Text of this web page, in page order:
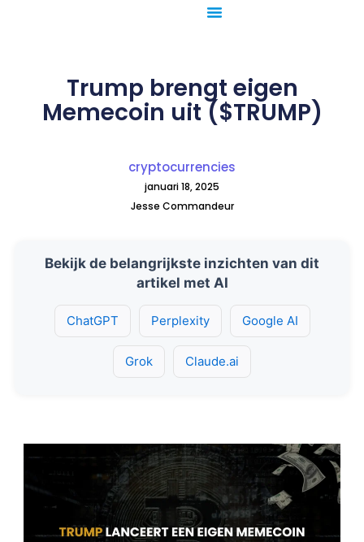
Trump brengt eigen
Memecoin uit ($TRUMP)
cryptocurrencies
januari 18, 2025
Jesse Commandeur
Bekijk de belangrijkste inzichten van dit
artikel met AI
ChatGPT Perplexity Google AI
Grok Claude.ai